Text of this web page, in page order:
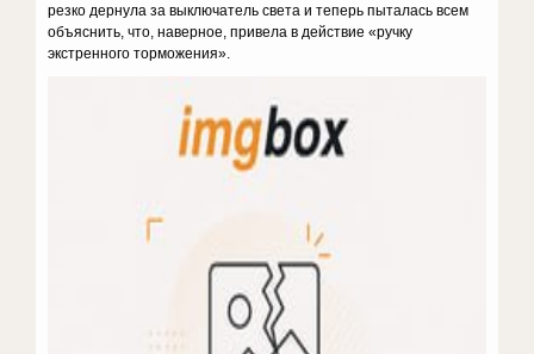
резко дернула за выключатель света и теперь пыталась всем
объяснить, что, наверное, привела в действие «ручку
экстренного торможения».